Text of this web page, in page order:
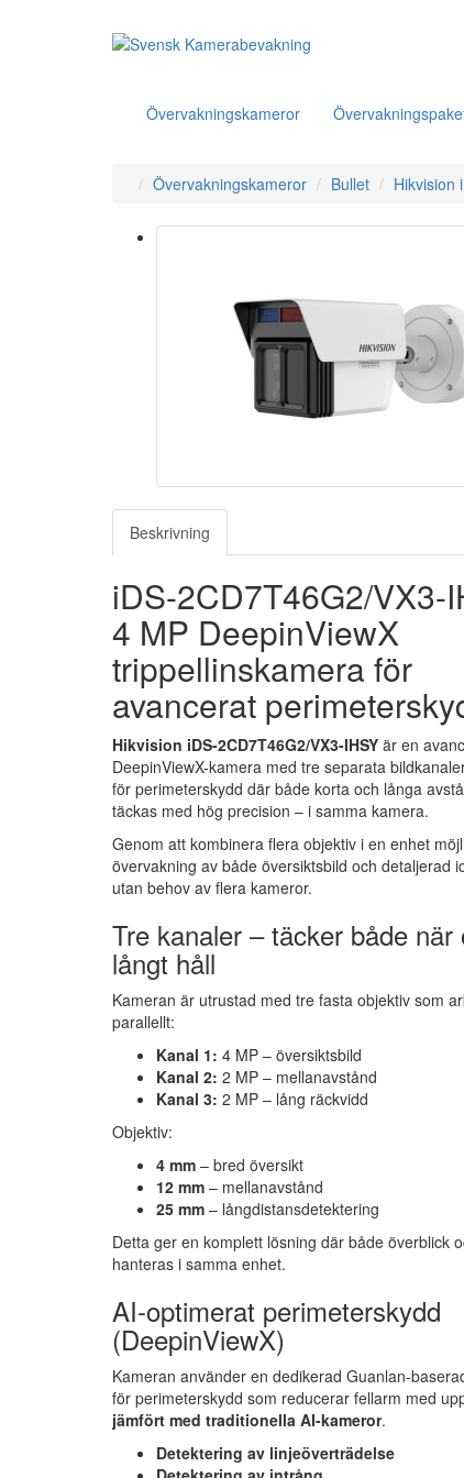
Övervakningskameror
Övervakningskameror Bullet Hikvision
Beskrivning
iDS-2CD7T46G2/VX3-
4 MP DeepinViewX
trippellinskamera för
avancerat
Hikvision iDS-2CD7T46G2/VX3-IHSY är en
DeepinViewX-kamera med tre separata
för perimeterskydd där både korta och långa
täckas med hög precision – i samma kamera.
Genom att kombinera flera objektiv i en enhet
övervakning av både översiktsbild och detaljerad
utan behov av flera kameror.
Tre kanaler – täcker både när
långt håll
Kameran är utrustad med tre fasta objektiv som
parallellt:
Kanal 1: 4 MP – översiktsbild
Kanal 2: 2 MP – mellanavstånd
Kanal 3: 2 MP – lång räckvidd
Objektiv:
4 mm – bred översikt
12 mm – mellanavstånd
25 mm – långdistansdetektering
Detta ger en komplett lösning där både överblick
hanteras i samma enhet.
AI-optimerat perimeterskydd
(DeepinViewX)
Kameran använder en dedikerad Guanlan-
för perimeterskydd som reducerar fellarm med
jämfört med traditionella AI-kameror.
Detektering av linjeöverträdelse